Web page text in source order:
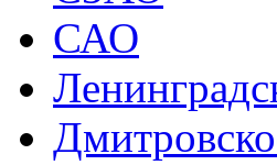
САО